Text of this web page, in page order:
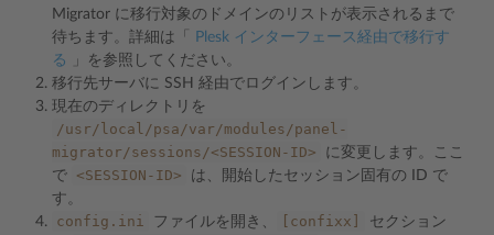
Migrator に移行対象のドメインのリストが表示されるまで
待ちます。詳細は「
Plesk インターフェース経由で移行す
る
」を参照してください。
移行先サーバに SSH 経由でログインします。
現在のディレクトリを
/usr/local/psa/var/modules/panel-
migrator/sessions/<SESSION-ID>
に変更します。ここ
で
<SESSION-ID>
は、開始したセッション固有の ID で
す。
config.ini ファイルを開き、 [confixx]
セクション